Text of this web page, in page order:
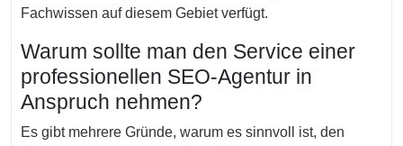
Fachwissen auf diesem Gebiet verfügt.
Warum sollte man den Service einer
professionellen SEO-Agentur in
Anspruch nehmen?
Es gibt mehrere Gründe, warum es sinnvoll ist, den